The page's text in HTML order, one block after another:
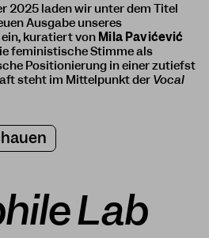
2025 laden wir unter dem Titel
Ausgabe unseres
, kuratiert von Mila Pavićević
feministische Stimme als
Positionierung in einer zutiefst
steht im Mittelpunkt der Vocal
Lab